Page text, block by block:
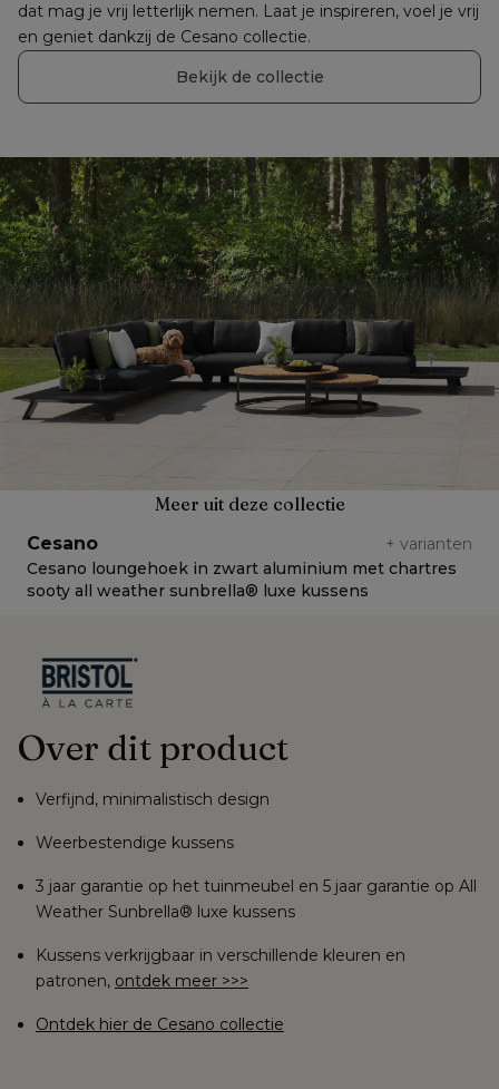
dat mag je vrij letterlijk nemen. Laat je inspireren, voel je vrij
en geniet dankzij de Cesano collectie.
Bekijk de collectie
Meer uit deze collectie
Cesano + varianten
Cesano loungehoek in zwart aluminium met chartres
sooty all weather sunbrella® luxe kussens
Over dit product
Verfijnd, minimalistisch design
Weerbestendige kussens
3 jaar garantie op het tuinmeubel en 5 jaar garantie op All
Weather Sunbrella® luxe kussens
Kussens verkrijgbaar in verschillende kleuren en
patronen, ontdek meer >>>
Ontdek hier de Cesano collectie